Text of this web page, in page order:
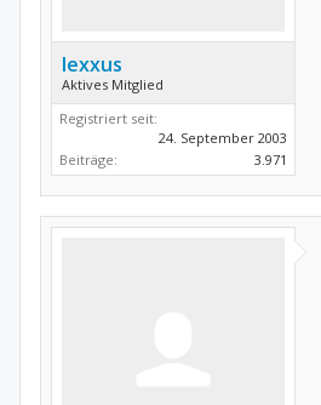
lexxus
Aktives Mitglied
Registriert seit:
24. September 2003
Beiträge:
3.971